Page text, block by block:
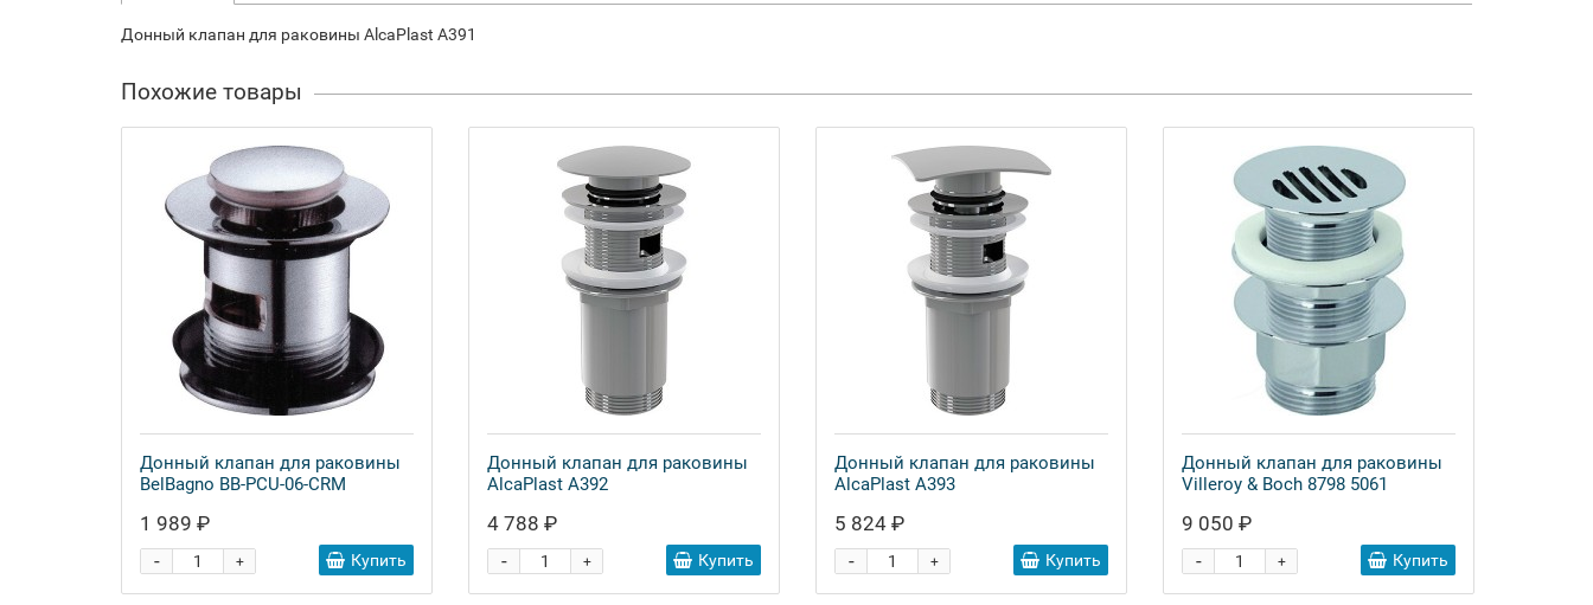
Донный клапан для раковины AlcaPlast A391
Похожие товары
Донный клапан для раковины
BelBagno BB-PCU-06-CRM
1 989 ₽
+
- Купить
Донный клапан для раковины
AlcaPlast A392
4 788 ₽
+
- Купить
Донный клапан для раковины
AlcaPlast A393
5 824 ₽
+
- Купить
Донный клапан для раковины
Villeroy & Boch 8798 5061
9 050 ₽
+
- Купить